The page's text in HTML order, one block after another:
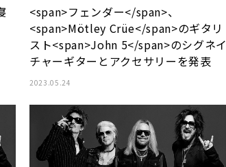
<span>フェンダー</span>、
<span>Mötley Crüe</span>のギタリ
スト<span>John 5</span>のシグネイ
チャーギターとアクセサリーを発表
2023.05.24